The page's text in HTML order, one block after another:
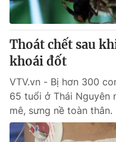
Thoát chết sau
khoái đốt
VTV.vn - Bị hơn 300
65 tuổi ở Thái Nguyên
mê, sưng nề toàn thân.